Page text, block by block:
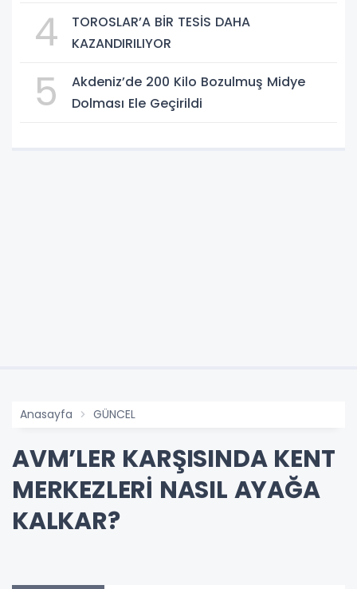
4
TOROSLAR’A BİR TESİS DAHA
KAZANDIRILIYOR
5
Akdeniz’de 200 Kilo Bozulmuş Midye
Dolması Ele Geçirildi
Anasayfa GÜNCEL
AVM’LER KARŞISINDA KENT
MERKEZLERİ NASIL AYAĞA
KALKAR?